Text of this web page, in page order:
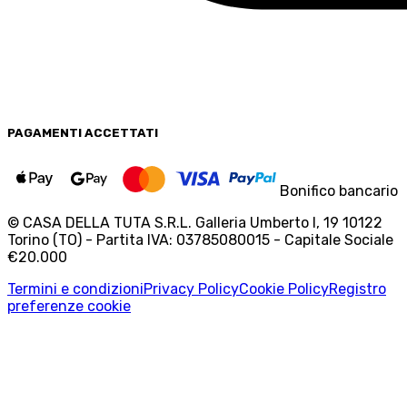
PAGAMENTI ACCETTATI
Bonifico bancario
© CASA DELLA TUTA S.R.L. Galleria Umberto I, 19 10122
Torino (TO) - Partita IVA: 03785080015 - Capitale Sociale
€20.000
Termini e condizioniPrivacy PolicyCookie PolicyRegistro
preferenze cookie